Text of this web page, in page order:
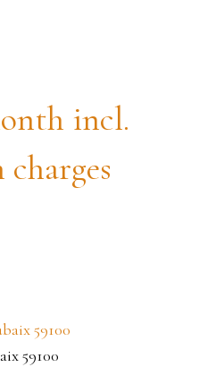
incl.
59100
59100